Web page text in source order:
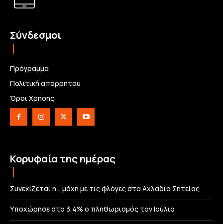
Σύνδεσμοι
Πρόγραμμα
Πολιτική απορρήτου
Όροι Χρήσης
Κορυφαία της ημέρας
Συνεχίζεται η… μάχη με τις φλόγες στα Αχλάδια Σητείας
Υποχώρησε στο 3,4% ο πληθωρισμός τον Ιούλιο